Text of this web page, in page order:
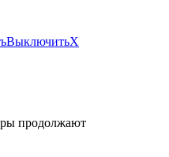
ВыключитьX
продолжают